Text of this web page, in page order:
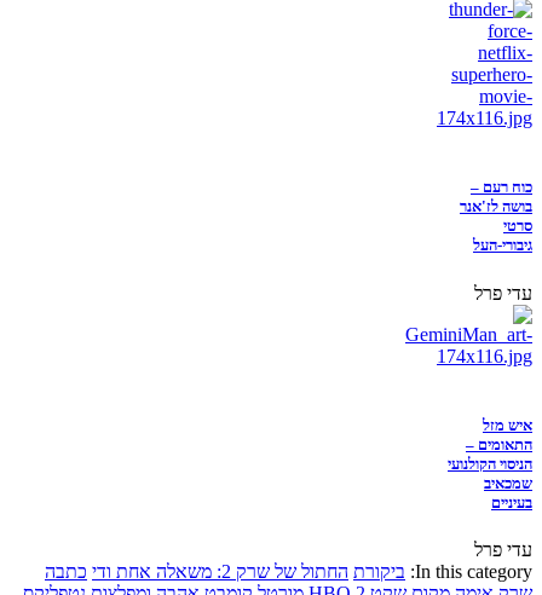
כוח רעם –
בושה לז'אנר
סרטי
גיבורי-העל
עדי פרל
איש מזל
התאומים –
הניסוי הקולנועי
שמכאיב
בעיניים
עדי פרל
In this category: ביקורת החתול של שרק 2: משאלה אחת ודי
כתבה